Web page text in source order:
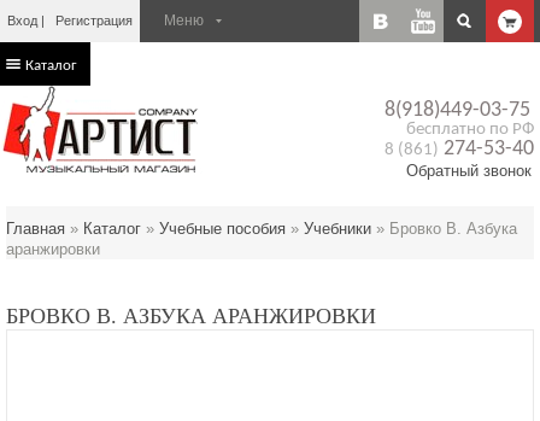
Вход Регистрация
8(918)449-03-75
бесплатно по РФ
8 (861) 274-53-40
Обратный звонок
Каталог
Главная » Каталог » Учебные пособия » Учебники » Бровко В. Азбука
аранжировки
БРОВКО В. АЗБУКА АРАНЖИРОВКИ